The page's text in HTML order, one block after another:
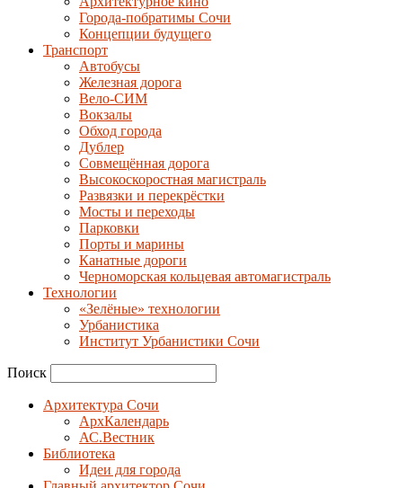
Города-побратимы Сочи
Концепции будущего
Транспорт
Автобусы
Железная дорога
Вело-СИМ
Вокзалы
Обход города
Дублер
Совмещённая дорога
Высокоскоростная магистраль
Развязки и перекрёстки
Мосты и переходы
Парковки
Порты и марины
Канатные дороги
Черноморская кольцевая автомагистраль
Технологии
«Зелёные» технологии
Урбанистика
Институт Урбанистики Сочи
Поиск
Архитектура Сочи
АрхКалендарь
АС.Вестник
Библиотека
Идеи для города